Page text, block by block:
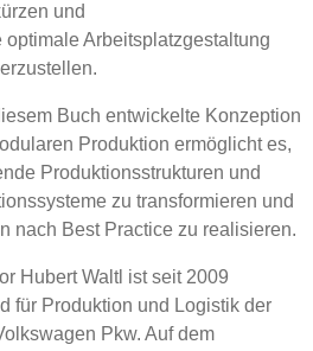
und
optimale Arbeitsplatzgestaltung
Buch entwickelte Konzeption
Produktion ermöglicht es,
Produktionsstrukturen und
zu transformieren und
nach Best Practice zu realisieren.
Hubert Waltl ist seit 2009
für Produktion und Logistik der
Pkw. Auf dem